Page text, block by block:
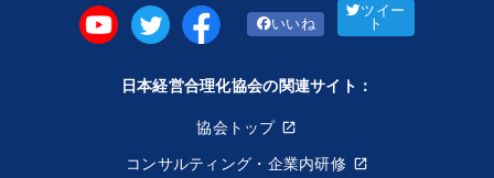
いいね
ツイー
ト
日本経営合理化協会の関連サイト：
協会トップ
コンサルティング・企業内研修